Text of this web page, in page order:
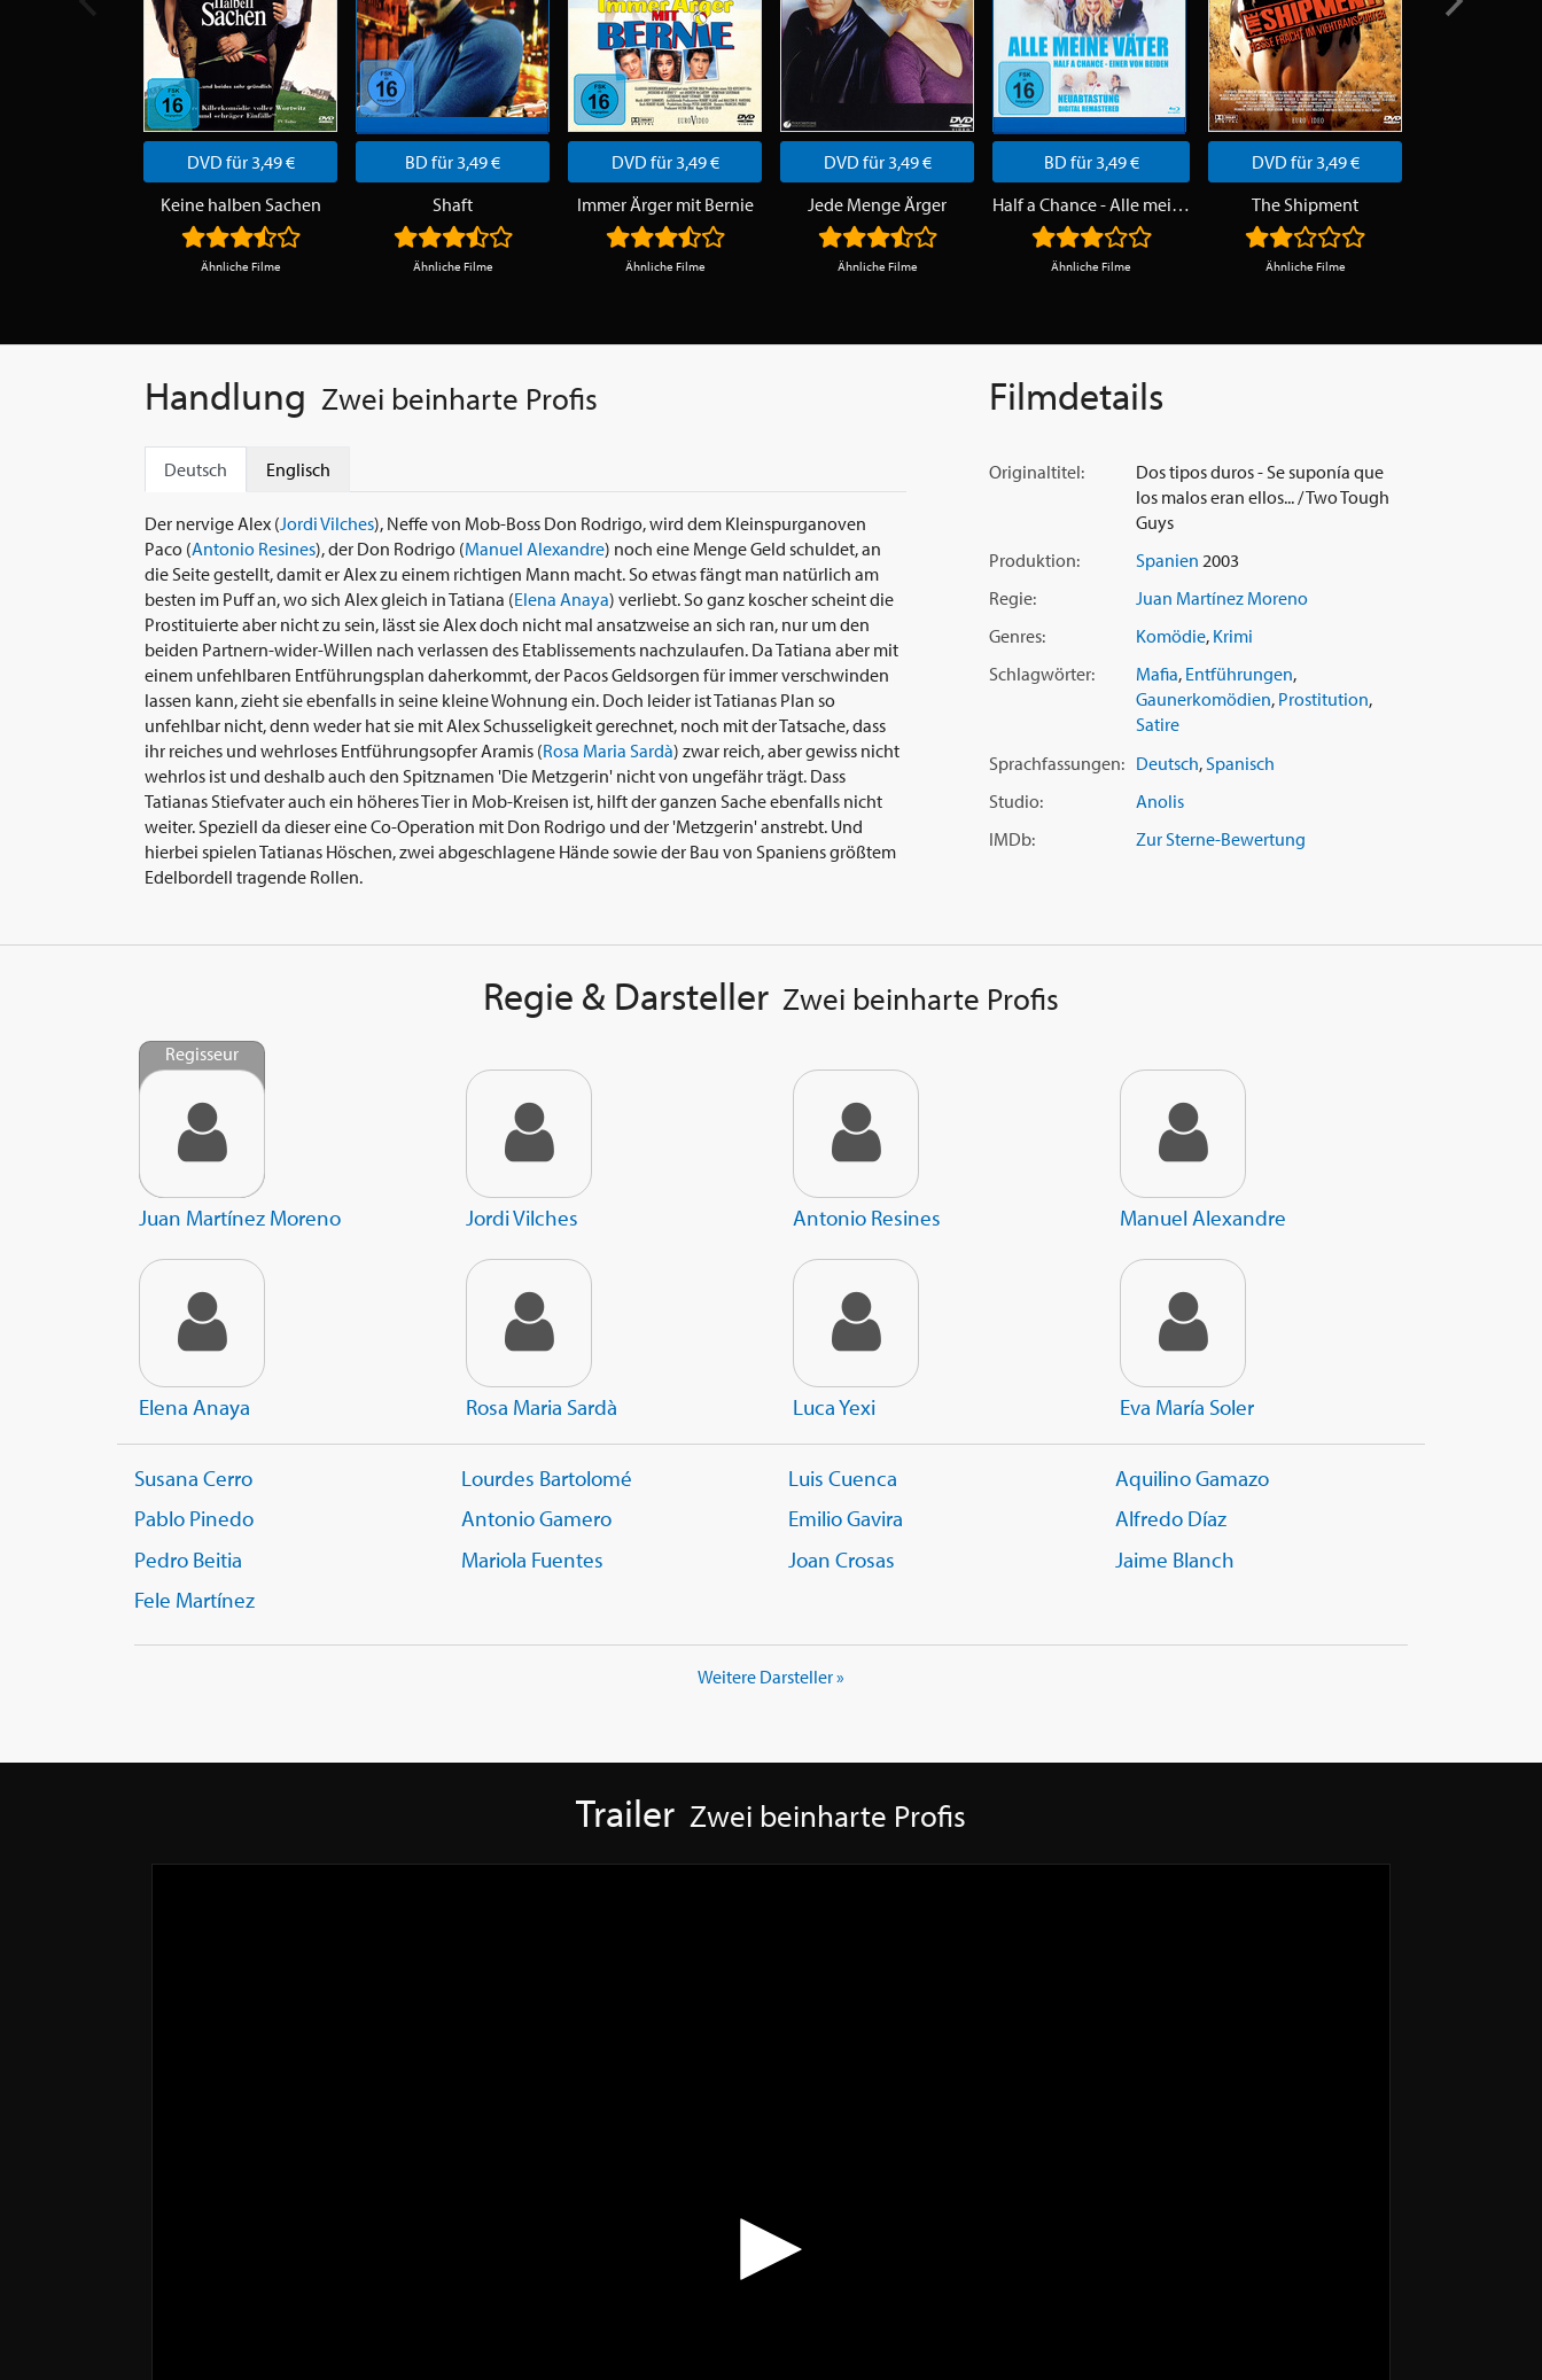
DVD für 3,49 €
Keine halben Sachen
Ähnliche Filme
BD für 3,49 €
Shaft
Ähnliche Filme
DVD für 3,49 €
Immer Ärger mit Bernie
Ähnliche Filme
DVD für 3,49 €
Jede Menge Ärger
Ähnliche Filme
BD für 3,49 €
Half a Chance - Alle meine Väter
Ähnliche Filme
DVD für 3,49 €
The Shipment
Ähnliche Filme
Handlung Zwei beinharte Profis
Deutsch Englisch
Der nervige Alex (Jordi Vilches), Neffe von Mob-Boss Don Rodrigo, wird dem Kleinspurganoven
Paco (Antonio Resines), der Don Rodrigo (Manuel Alexandre) noch eine Menge Geld schuldet, an
die Seite gestellt, damit er Alex zu einem richtigen Mann macht. So etwas fängt man natürlich am
besten im Puff an, wo sich Alex gleich in Tatiana (Elena Anaya) verliebt. So ganz koscher scheint die
Prostituierte aber nicht zu sein, lässt sie Alex doch nicht mal ansatzweise an sich ran, nur um den
beiden Partnern-wider-Willen nach verlassen des Etablissements nachzulaufen. Da Tatiana aber mit
einem unfehlbaren Entführungsplan daherkommt, der Pacos Geldsorgen für immer verschwinden
lassen kann, zieht sie ebenfalls in seine kleine Wohnung ein. Doch leider ist Tatianas Plan so
unfehlbar nicht, denn weder hat sie mit Alex Schusseligkeit gerechnet, noch mit der Tatsache, dass
ihr reiches und wehrloses Entführungsopfer Aramis (Rosa Maria Sardà) zwar reich, aber gewiss nicht
wehrlos ist und deshalb auch den Spitznamen 'Die Metzgerin' nicht von ungefähr trägt. Dass
Tatianas Stiefvater auch ein höheres Tier in Mob-Kreisen ist, hilft der ganzen Sache ebenfalls nicht
weiter. Speziell da dieser eine Co-Operation mit Don Rodrigo und der 'Metzgerin' anstrebt. Und
hierbei spielen Tatianas Höschen, zwei abgeschlagene Hände sowie der Bau von Spaniens größtem
Edelbordell tragende Rollen.
Filmdetails
Originaltitel:
Dos tipos duros - Se suponía que
los malos eran ellos... / Two Tough
Guys
Produktion:
Spanien 2003
Regie:
Juan Martínez Moreno
Genres:
Komödie, Krimi
Schlagwörter:
Mafia, Entführungen,
Gaunerkomödien, Prostitution,
Satire
Sprachfassungen: Deutsch, Spanisch
Studio:
Anolis
IMDb:
Zur Sterne-Bewertung
Regie & Darsteller Zwei beinharte Profis
Regisseur
Juan Martínez Moreno Jordi Vilches Antonio Resines Manuel Alexandre
Elena Anaya Rosa Maria Sardà Luca Yexi Eva María Soler
Susana Cerro Lourdes Bartolomé Luis Cuenca
Aquilino Gamazo
Pablo Pinedo
Antonio Gamero Emilio Gavira
Alfredo Díaz
Pedro Beitia
Mariola Fuentes Joan Crosas
Jaime Blanch
Fele Martínez
Weitere Darsteller »
Trailer Zwei beinharte Profis